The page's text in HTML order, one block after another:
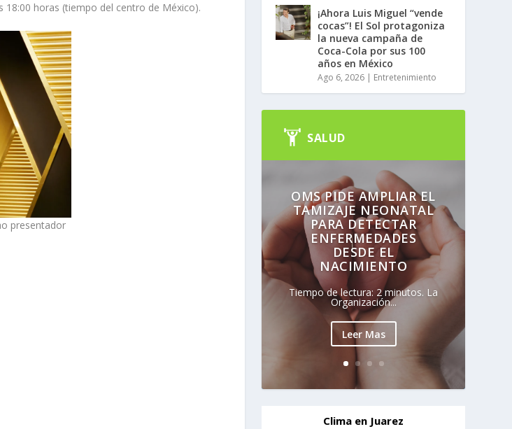
horas (tiempo del centro de México).
presentador
¡Ahora Luis Miguel “vende
cocas”! El Sol protagoniza
la nueva campaña de
Coca-Cola por sus 100
años en México
Ago 6, 2026 | Entretenimiento
SALUD
OMS PIDE AMPLIAR EL
TAMIZAJE NEONATAL
PARA DETECTAR
ENFERMEDADES
DESDE EL
NACIMIENTO
Tiempo de lectura: 2 minutos. La
Organización...
Leer Mas
Clima en Juarez